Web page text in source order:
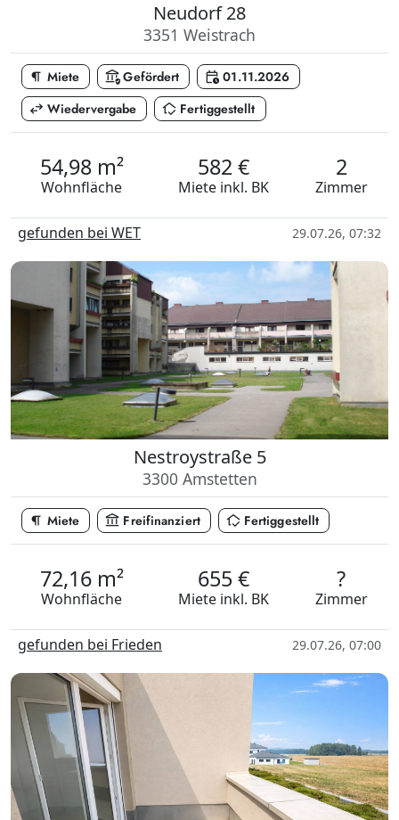
Neudorf 28
3351 Weistrach
format_paragraph Miete assured_workloadGefördert calendar_clock 01.11.2026
swap_horiz Wiedervergabe in_home_mode Fertiggestellt
54,98 m²
Wohnfläche
582 €
Miete inkl. BK
2
Zimmer
gefunden bei WET 29.07.26, 07:32
Nestroystraße 5
3300 Amstetten
format_paragraph Miete account_balance Freifinanziert in_home_mode Fertiggestellt
72,16 m²
Wohnfläche
655 €
Miete inkl. BK
?
Zimmer
gefunden bei Frieden 29.07.26, 07:00